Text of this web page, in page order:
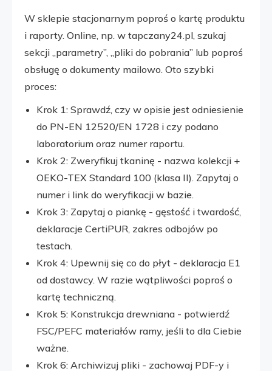
W sklepie stacjonarnym poproś o kartę produktu
i raporty. Online, np. w tapczany24.pl, szukaj
sekcji „parametry”, „pliki do pobrania” lub poproś
obsługę o dokumenty mailowo. Oto szybki
proces:
Krok 1: Sprawdź, czy w opisie jest odniesienie
do PN-EN 12520/EN 1728 i czy podano
laboratorium oraz numer raportu.
Krok 2: Zweryfikuj tkaninę - nazwa kolekcji +
OEKO-TEX Standard 100 (klasa II). Zapytaj o
numer i link do weryfikacji w bazie.
Krok 3: Zapytaj o piankę - gęstość i twardość,
deklaracje CertiPUR, zakres odbojów po
testach.
Krok 4: Upewnij się co do płyt - deklaracja E1
od dostawcy. W razie wątpliwości poproś o
kartę techniczną.
Krok 5: Konstrukcja drewniana - potwierdź
FSC/PEFC materiałów ramy, jeśli to dla Ciebie
ważne.
Krok 6: Archiwizuj pliki - zachowaj PDF-y i